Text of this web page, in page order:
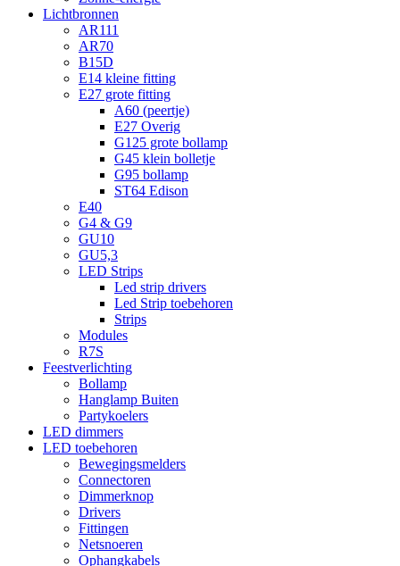
Lichtbronnen
AR111
AR70
B15D
E14 kleine fitting
E27 grote fitting
A60 (peertje)
E27 Overig
G125 grote bollamp
G45 klein bolletje
G95 bollamp
ST64 Edison
E40
G4 & G9
GU10
GU5,3
LED Strips
Led strip drivers
Led Strip toebehoren
Strips
Modules
R7S
Feestverlichting
Bollamp
Hanglamp Buiten
Partykoelers
LED dimmers
LED toebehoren
Bewegingsmelders
Connectoren
Dimmerknop
Drivers
Fittingen
Netsnoeren
Ophangkabels